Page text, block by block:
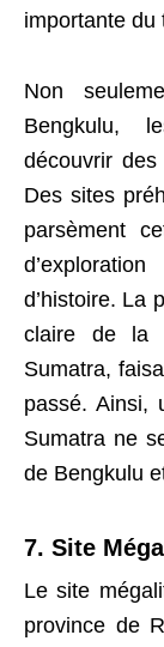
importante du
Non
Bengkulu,
découvrir des
Des sites
parsèment
d’histoire. La
claire de la
Sumatra,
passé. Ainsi,
Sumatra ne
de Bengkulu
7. Site
Le site
province de